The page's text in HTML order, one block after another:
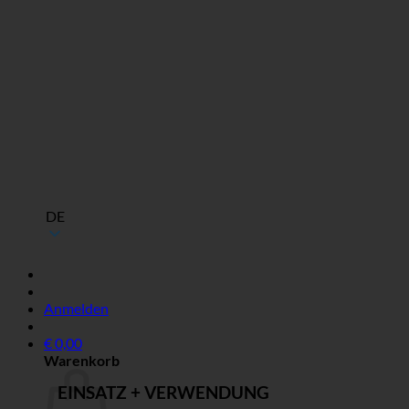
DE
Anmelden
€0,00
Warenkorb
EINSATZ + VERWENDUNG